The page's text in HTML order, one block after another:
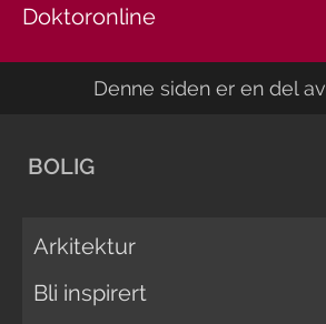
Doktoronline
Denne siden er en del av
BOLIG
Arkitektur
Bli inspirert